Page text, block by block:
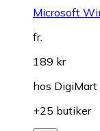
Microsoft
fr.
189 kr
hos DigiMart
+25 butiker